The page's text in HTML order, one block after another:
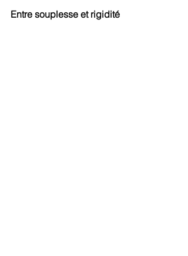
Entre souplesse et rigidité